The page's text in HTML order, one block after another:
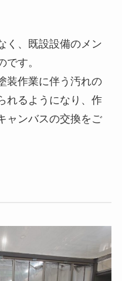
く、既設設備のメン
す。
装作業に伴う汚れの
れるようになり、作
ャンバスの交換をご